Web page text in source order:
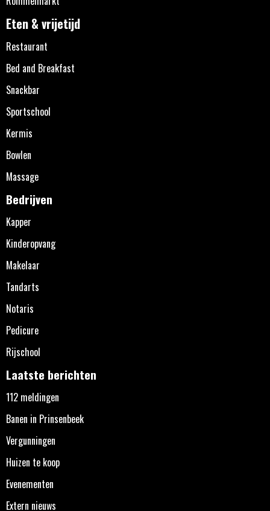
Eten & vrijetijd
Restaurant
Bed and Breakfast
Snackbar
Sportschool
Kermis
Bowlen
Massage
Bedrijven
Kapper
Kinderopvang
Makelaar
Tandarts
Notaris
Pedicure
Rijschool
Laatste berichten
112 meldingen
Banen in Prinsenbeek
Vergunningen
Huizen te koop
Evenementen
Extern nieuws